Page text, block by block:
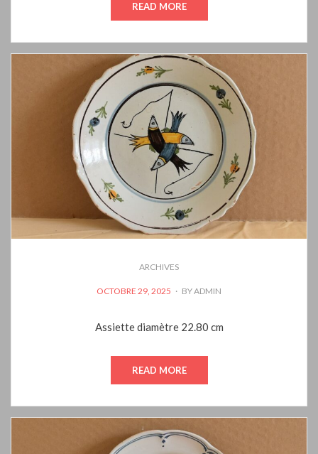
READ MORE
ARCHIVES
POSTED
OCTOBRE 29, 2025 BYADMIN
Assiette diamètre 22.80 cm
READ MORE